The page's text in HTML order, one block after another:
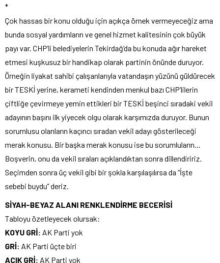
*
Çok hassas bir konu olduğu için açıkça örnek vermeyeceğiz ama
bunda sosyal yardımların ve genel hizmet kalitesinin çok büyük
payı var. CHP’li belediyelerin Tekirdağ’da bu konuda ağır hareket
etmesi kuşkusuz bir handikap olarak partinin önünde duruyor.
Örneğin liyakat sahibi çalışanlarıyla vatandaşın yüzünü güldürecek
bir TESKİ yerine, kerameti kendinden menkul bazı CHP’lilerin
çiftliğe çevirmeye yemin ettikleri bir TESKİ beşinci sıradaki vekil
adayının başını ilk yiyecek olgu olarak karşımızda duruyor. Bunun
sorumlusu olanların kaçıncı sıradan vekil adayı gösterileceği
merak konusu. Bir başka merak konusu ise bu sorumluların…
Boşverin, onu da vekil sıraları açıklandıktan sonra dillendiririz.
Seçimden sonra üç vekil gibi bir şokla karşılaşılırsa da “İşte
sebebi buydu” deriz.
SİYAH-BEYAZ ALANI RENKLENDİRME BECERİSİ
Tabloyu özetleyecek olursak:
KOYU GRİ: AK Parti yok
GRİ: AK Parti üçte biri
AÇIK GRİ: AK Parti yok